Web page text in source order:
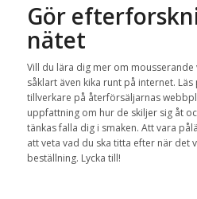
Gör
nätet
Vill du lära dig mer om mousserande
såklart även kika runt på internet.
tillverkare på återförsäljarnas
uppfattning om hur de skiljer sig åt
tänkas falla dig i smaken. Att vara
att veta vad du ska titta efter när det
beställning. Lycka till!